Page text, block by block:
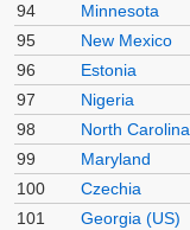
94
Minnesota
95
New Mexico
96
Estonia
97
Nigeria
98
North Carolina
99
Maryland
100
Czechia
101
Georgia (US)